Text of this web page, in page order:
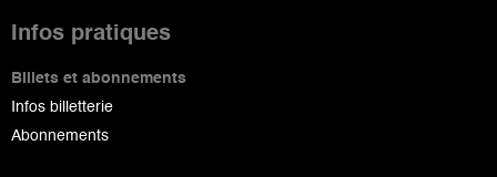
Infos pratiques
Billets et abonnements
Infos billetterie
Abonnements